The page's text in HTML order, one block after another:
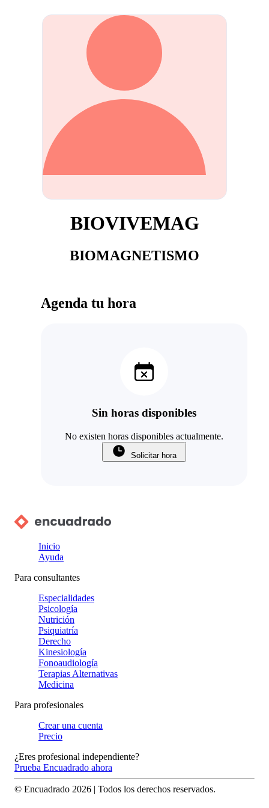
BIOVIVEMAG
BIOMAGNETISMO
Agenda tu hora
Sin horas disponibles
No existen horas disponibles actualmente.
Solicitar hora
Inicio
Ayuda
Para consultantes
Especialidades
Psicología
Nutrición
Psiquiatría
Derecho
Kinesiología
Fonoaudiología
Terapias Alternativas
Medicina
Para profesionales
Crear una cuenta
Precio
¿Eres profesional independiente?
Prueba Encuadrado ahora
© Encuadrado 2026 | Todos los derechos reservados.